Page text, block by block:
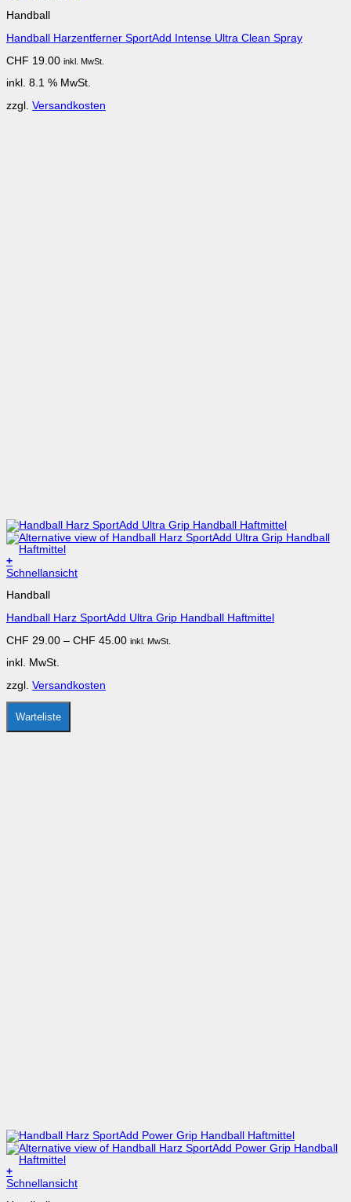
Handball
Handball Harzentferner SportAdd Intense Ultra Clean Spray
CHF 19.00 inkl. MwSt.
inkl. 8.1 % MwSt.
zzgl. Versandkosten
+
Dieses
weist
Varianten
Die
können
der
Produktseite
gewählt
Schnellansicht
Handball
Handball Harz SportAdd Ultra Grip Handball Haftmittel
CHF 29.00 – CHF 45.00 inkl. MwSt.
inkl. MwSt.
zzgl. Versandkosten
Warteliste
+
Dieses
Schnellansicht